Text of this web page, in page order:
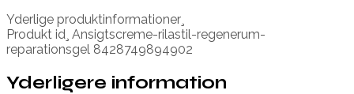
Yderlige produktinformationer¸
Produkt id¸ Ansigtscreme-rilastil-regenerum-
reparationsgel 8428749894902
Yderligere information